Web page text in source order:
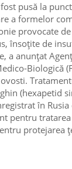
pusă la
a formelor
provocate
însoțite de
a anunțat
Biologică
(hexapetid
în Rusia
pentru
protejarea